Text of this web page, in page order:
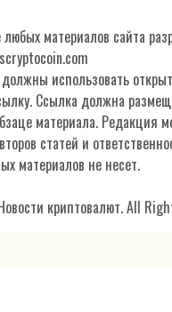
материалов сайта
использовать
Ссылка должна
материала. Редакция
статей и
материалов не несет.
криптовалют. All